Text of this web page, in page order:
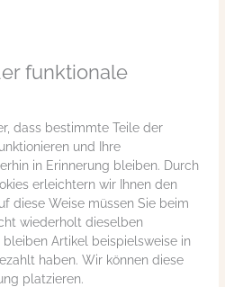
funktionale
dass bestimmte Teile der
und Ihre
in Erinnerung bleiben. Durch
erleichtern wir Ihnen den
diese Weise müssen Sie beim
wiederholt dieselben
bleiben Artikel beispielsweise in
haben. Wir können diese
platzieren.